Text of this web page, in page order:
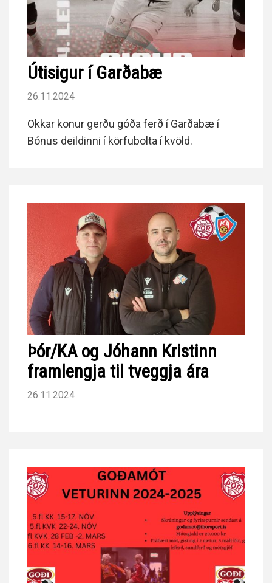
Útisigur í Garðabæ
26.11.2024
Okkar konur gerðu góða ferð í Garðabæ í
Bónus deildinni í körfubolta í kvöld.
Þór/KA og Jóhann Kristinn
framlengja til tveggja ára
26.11.2024